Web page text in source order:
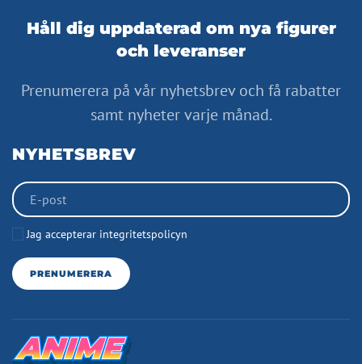
Håll dig uppdaterad om nya figurer
och leveranser
Prenumerera på vår nyhetsbrev och få rabatter
samt nyheter varje månad.
NYHETSBREV
Jag accepterar integritetspolicyn
PRENUMERERA